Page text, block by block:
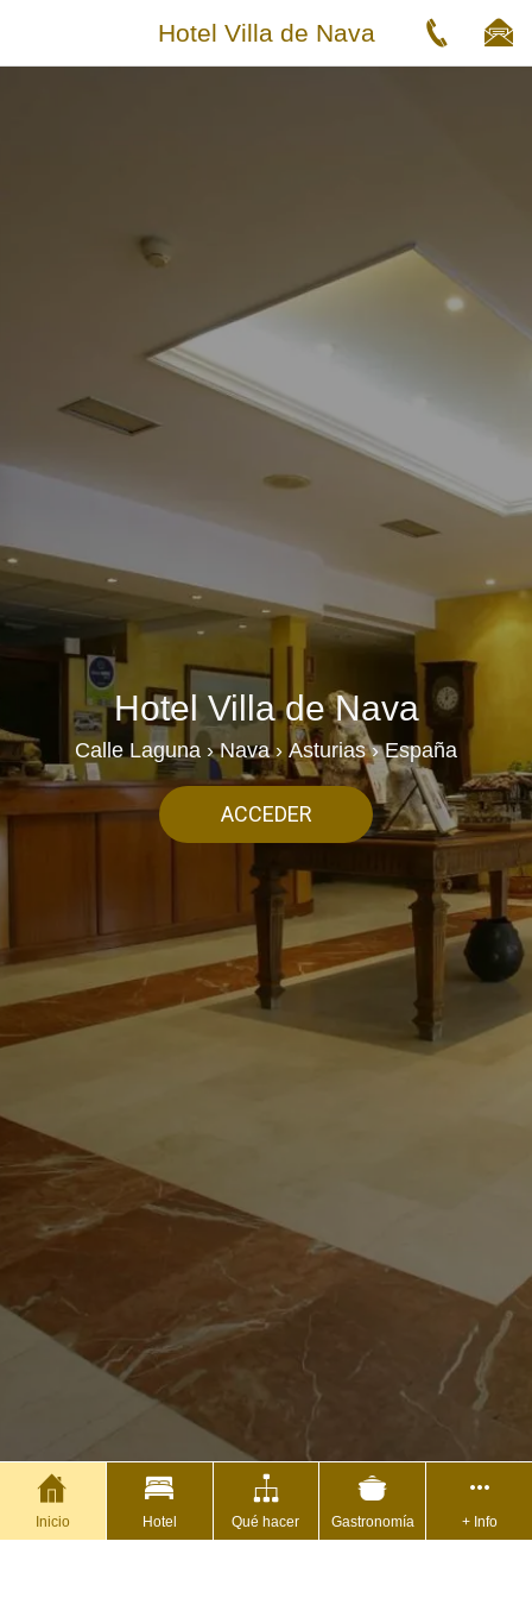
Hotel Villa de Nava
Hotel Villa de Nava
Calle Laguna › Nava › Asturias › España
ACCEDER
Inicio Hotel Qué hacer Gastronomía + Info